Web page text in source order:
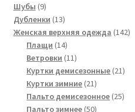
Шубы 99
товаров
Дубленки 1313
товаров
Женская верхняя одежда 142142
Плащи 1414
товаров
Ветровки 1111
товаров
Куртки демисезонные 2121
Куртки зимние 2121
товар
Пальто демисезонное 2525
Пальто зимнее 5050